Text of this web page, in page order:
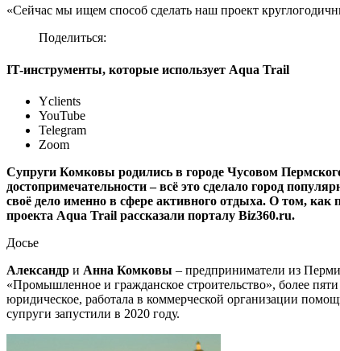
«Сейчас мы ищем способ сделать наш проект
Поделиться:
IT-инструменты, которые использует Aqua Trail
Yclients
YouTube
Telegram
Zoom
Супруги Комковы родились в городе Чусовом
достопримечательности – всё это сделало город
своё дело именно в сфере активного отдыха. О том, как
проекта Aqua Trail рассказали порталу Biz360.ru.
Досье
Александр и Анна Комковы – предприниматели из
«Промышленное и гражданское строительство», более
юридическое, работала в коммерческой организации
супруги запустили в 2020 году.